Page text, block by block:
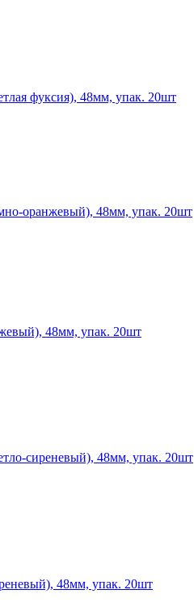
фуксия), 48мм, упак. 20шт
оранжевый), 48мм, упак. 20шт
48мм, упак. 20шт
сиреневый), 48мм, упак. 20шт
48мм, упак. 20шт